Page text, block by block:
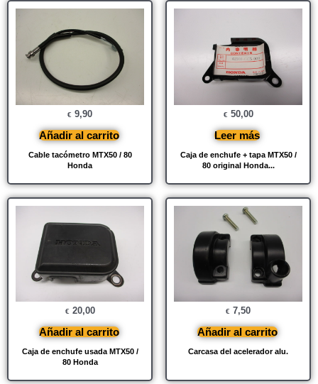
Cable tacómetro MTX50 / 80
Honda
€ 9,90
Añadir al carrito
Caja de enchufe + tapa MTX50 /
80 original Honda...
€ 50,00
Leer más
Caja de enchufe usada MTX50 /
80 Honda
€ 20,00
Añadir al carrito
Carcasa del acelerador alu.
€ 7,50
Añadir al carrito